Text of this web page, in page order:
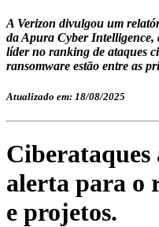
A Verizon divulgou um
da Apura Cyber Intelligence,
líder no ranking de ataques
ransomware estão entre as
Atualizado em: 18/08/2025
alerta para o
e projetos.